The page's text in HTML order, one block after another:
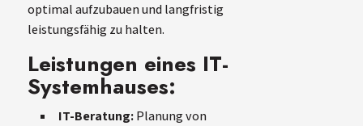
optimal aufzubauen und langfristig
leistungsfähig zu halten.
Leistungen eines IT-
Systemhauses:
IT-Beratung:Planung von